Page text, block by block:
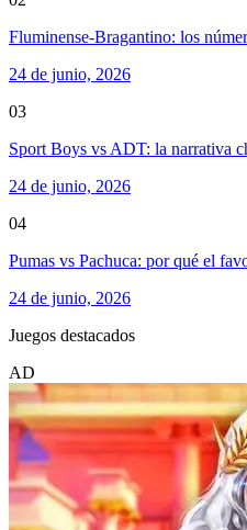
Fluminense-Bragantino: los
24 de junio, 2026
03
Sport Boys vs ADT: la narrativa
24 de junio, 2026
04
Pumas vs Pachuca: por qué el
24 de junio, 2026
Juegos destacados
AD